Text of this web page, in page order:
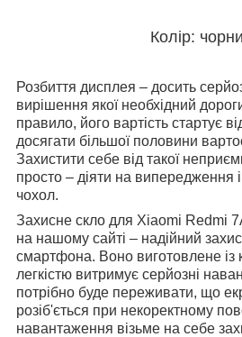
Колір:
Розбиття дисплея – досить
вирішення якої необхідний
правило, його вартість стартує
досягати більшої половини
Захистити себе від такої
просто – діяти на випередження
чохол.
Захисне скло для Xiaomi Redmi
на нашому сайті – надійний
смартфона. Воно виготовлене із
легкістю витримує серйозні
потрібно буде переживати, що
розіб'ється при некоректному
навантаження візьме на себе